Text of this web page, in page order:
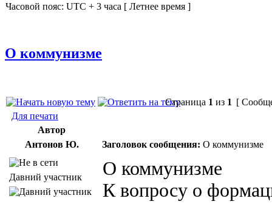
Часовой пояс: UTC + 3 часа [ Летнее время ]
О коммунизме
Страница 1 из 1 [
Для печати
Автор
Антонов Ю.
Заголовок сообщения: О коммунизме
Давний участник
О коммунизме
К вопросу о